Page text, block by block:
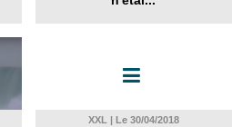
XXL | Le 30/04/2018